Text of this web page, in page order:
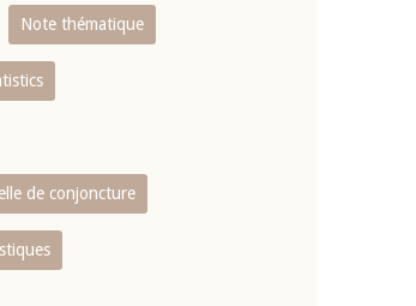
Note thématique
de conjoncture